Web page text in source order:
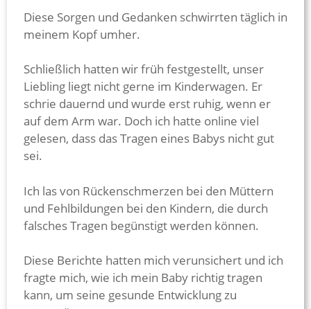
Diese Sorgen und Gedanken schwirrten täglich in
meinem Kopf umher.
Schließlich hatten wir früh festgestellt, unser
Liebling liegt nicht gerne im Kinderwagen. Er
schrie dauernd und wurde erst ruhig, wenn er
auf dem Arm war. Doch ich hatte online viel
gelesen, dass das Tragen eines Babys nicht gut
sei.
Ich las von Rückenschmerzen bei den Müttern
und Fehlbildungen bei den Kindern, die durch
falsches Tragen begünstigt werden können.
Diese Berichte hatten mich verunsichert und ich
fragte mich, wie ich mein Baby richtig tragen
kann, um seine gesunde Entwicklung zu